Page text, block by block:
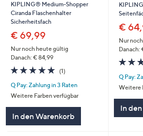
KIPLING® Medium-Shopper
Ciranda Flaschenhalter
Sicherheitsfach
€ 69,99
Nur noch heute gültig
Danach: € 84,99
5.0
von
5
(1)1
Q Pay: Zahlung in 3 Raten
Weitere Farben verfügbar
In den Warenkorb
€
Nur
Danach:
Q Pay:
Weitere
In